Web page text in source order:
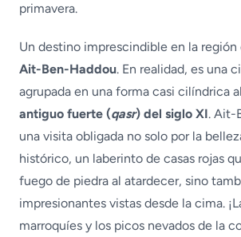
primavera.
Un destino imprescindible en la
Ait-Ben-Haddou. En realidad, es una
agrupada en una forma casi cilíndrica
antiguo fuerte (qasr) del siglo XI. Ait-
una visita obligada no solo por la
histórico, un laberinto de casas rojas
fuego de piedra al atardecer, sino
impresionantes vistas desde la cima.
marroquíes y los picos nevados de la